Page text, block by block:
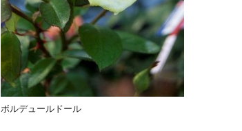
ボルデュールドール